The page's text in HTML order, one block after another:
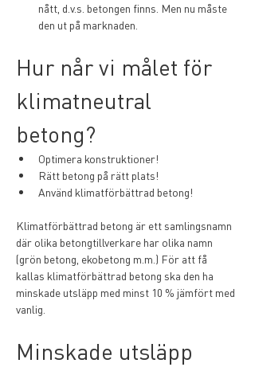
nått, d.v.s. betongen finns. Men nu måste
den ut på marknaden.
Hur når vi målet för
klimatneutral
betong?
Optimera konstruktioner!
Rätt betong på rätt plats!
Använd klimatförbättrad betong!
Klimatförbättrad betong är ett samlingsnamn
där olika betongtillverkare har olika namn
(grön betong, ekobetong m.m.) För att få
kallas klimatförbättrad betong ska den ha
minskade utsläpp med minst 10 % jämfört med
vanlig.
Minskade utsläpp